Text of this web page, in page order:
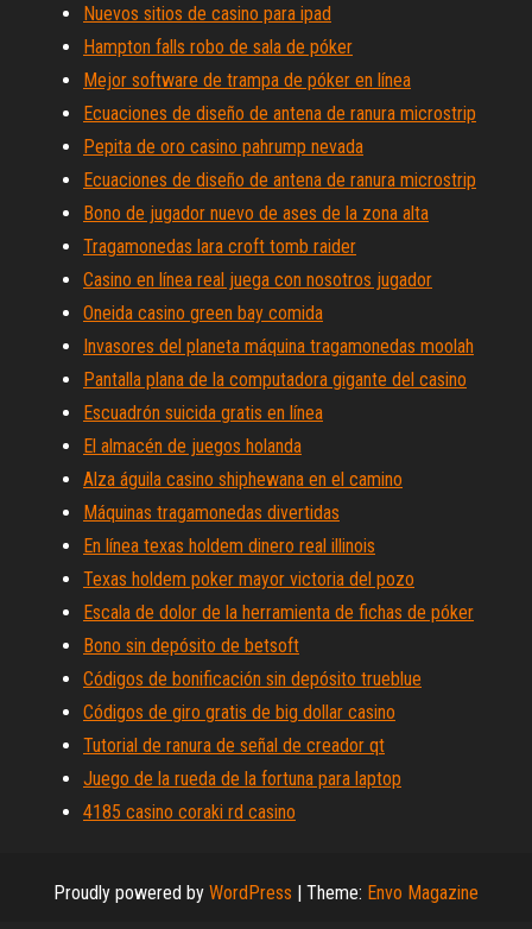
Nuevos sitios de casino para ipad
Hampton falls robo de sala de póker
Mejor software de trampa de póker en línea
Ecuaciones de diseño de antena de ranura microstrip
Pepita de oro casino pahrump nevada
Ecuaciones de diseño de antena de ranura microstrip
Bono de jugador nuevo de ases de la zona alta
Tragamonedas lara croft tomb raider
Casino en línea real juega con nosotros jugador
Oneida casino green bay comida
Invasores del planeta máquina tragamonedas moolah
Pantalla plana de la computadora gigante del casino
Escuadrón suicida gratis en línea
El almacén de juegos holanda
Alza águila casino shiphewana en el camino
Máquinas tragamonedas divertidas
En línea texas holdem dinero real illinois
Texas holdem poker mayor victoria del pozo
Escala de dolor de la herramienta de fichas de póker
Bono sin depósito de betsoft
Códigos de bonificación sin depósito trueblue
Códigos de giro gratis de big dollar casino
Tutorial de ranura de señal de creador qt
Juego de la rueda de la fortuna para laptop
4185 casino coraki rd casino
Proudly powered by WordPress | Theme: Envo Magazine